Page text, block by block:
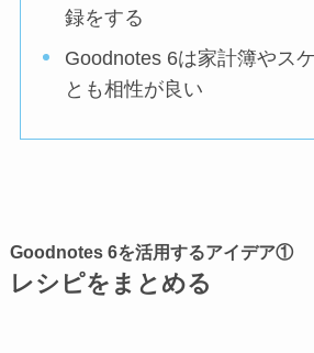
録をする
Goodnotes 6は家計簿やス
とも相性が良い
Goodnotes 6を活用するアイデア①
レシピをまとめる